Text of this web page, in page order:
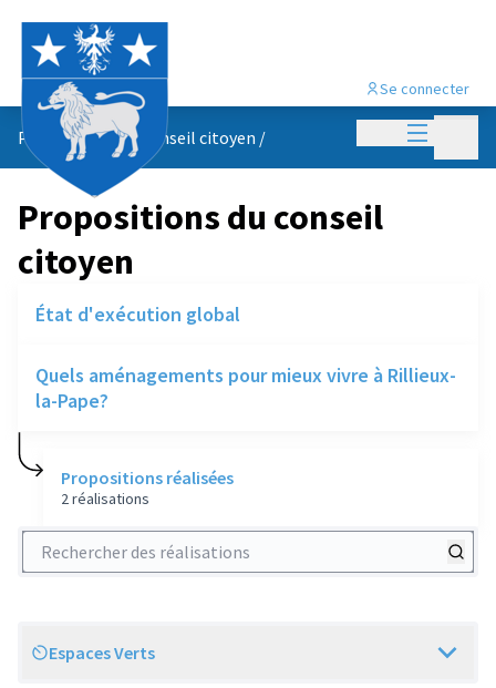
Menu
Se connecter
Propositions du conseil citoyen /
Propositions du conseil
citoyen
État d'exécution global
Quels aménagements pour mieux vivre à Rillieux-
la-Pape?
Propositions réalisées
2 réalisations
Rechercher des réalisations
Scope
Espaces Verts